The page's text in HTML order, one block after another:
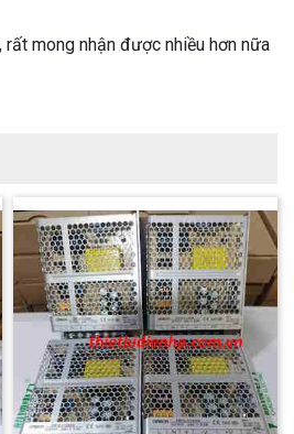
mong nhận được nhiều hơn nữa